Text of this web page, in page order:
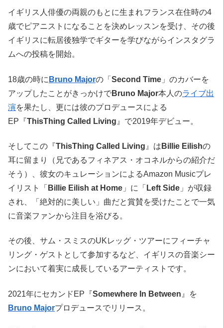
イギリス人俳優の両親のもとに生まれフランス在住時の4
歳でピアニストになることを決めレッスンを受け、その後
イギリスに転居後独学でギターを学びながらインスタグラ
ムへの投稿を開始。
18歳の時に Bruno Majorの「 Second Time 」のカバーを
アップしたことがきっかけでBruno Major本人のライブ出
演を果たし、更には彼のプロデュースによる
EP『ThisThing Called Living 』で2019年デビュー。
そしてこの『ThisThing Called Living 』は Billie Eilishの
耳に留まり（兄であるフィネアス・オコネルからの紹介だ
そう）、彼女のキュレーションによるAmazon Musicプレ
イリスト「 Billie Eilish at Home 」に「 Left Side 」が収録
され、「絶対的に美しい」曲だと賞賛を受けたことで一気
に音楽ファンから注目を浴びる。
その後、サム・スミスのUKレッグ・ツアーにフィーチャ
リング・ゲストとして参加するなど、イギリスの音楽シー
ンにおいて着実に成長しているアーティストです。
2021年にセカンドEP『Somewhere In Between 』を
Bruno Majorプロデュースでリリース。